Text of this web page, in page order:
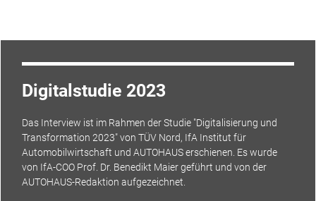
Digitalstudie 2023
Das Interview ist im Rahmen der Studie "Digitalisierung und
Transformation 2023" von TÜV Nord, IfA Institut für
Automobilwirtschaft und AUTOHAUS erschienen. Es wurde
von IfA-COO Prof. Dr. Benedikt Maier geführt und von der
AUTOHAUS-Redaktion aufgezeichnet.